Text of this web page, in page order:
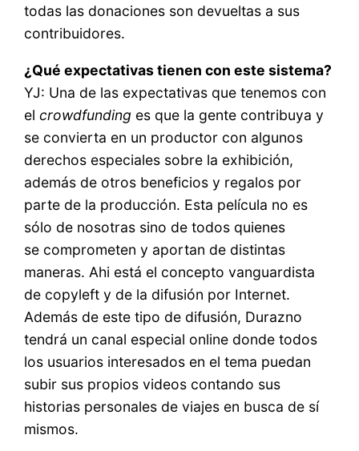
todas las donaciones son devueltas a sus
contribuidores.
¿Qué expectativas tienen con este sistema?
YJ: Una de las expectativas que tenemos con
elcrowdfunding es que la gente contribuya y
se convierta en un productor con algunos
derechos especiales sobre la exhibición,
además de otros beneficios y regalos por
parte de la producción. Esta película no es
sólo de nosotras sino de todos quienes
se comprometen y aportan de distintas
maneras. Ahi está el concepto vanguardista
de copyleft y de la difusión por Internet.
Además de este tipo de difusión, Durazno
tendrá un canal especial online donde todos
los usuarios interesados en el tema puedan
subir sus propios videos contando sus
historias personales de viajes en busca de sí
mismos.